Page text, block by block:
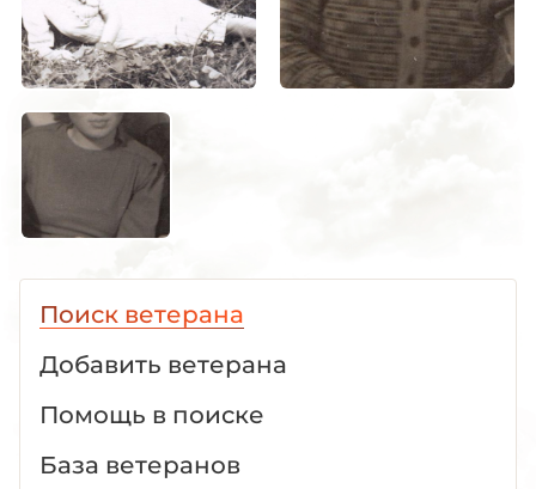
Поиск ветерана
Добавить ветерана
Помощь в поиске
База ветеранов